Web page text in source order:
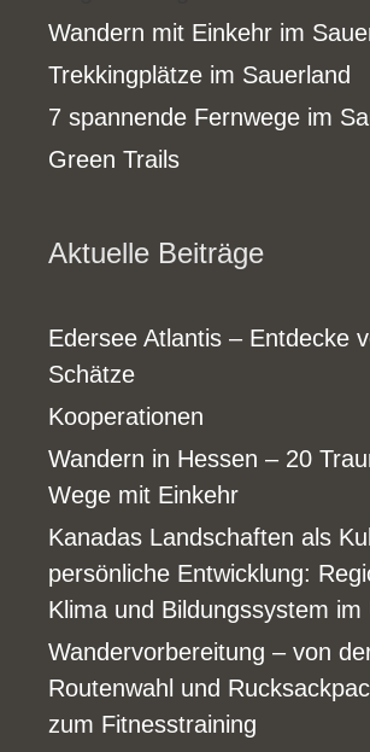
Wandern mit Einkehr im
Trekkingplätze im Sauerland
7 spannende Fernwege im
Green Trails
Aktuelle Beiträge
Edersee Atlantis – Entdecke
Schätze
Kooperationen
Wandern in Hessen – 20
Wege mit Einkehr
Kanadas Landschaften als
persönliche Entwicklung:
Klima und Bildungssystem im
Wandervorbereitung – von
Routenwahl und
zum Fitnesstraining